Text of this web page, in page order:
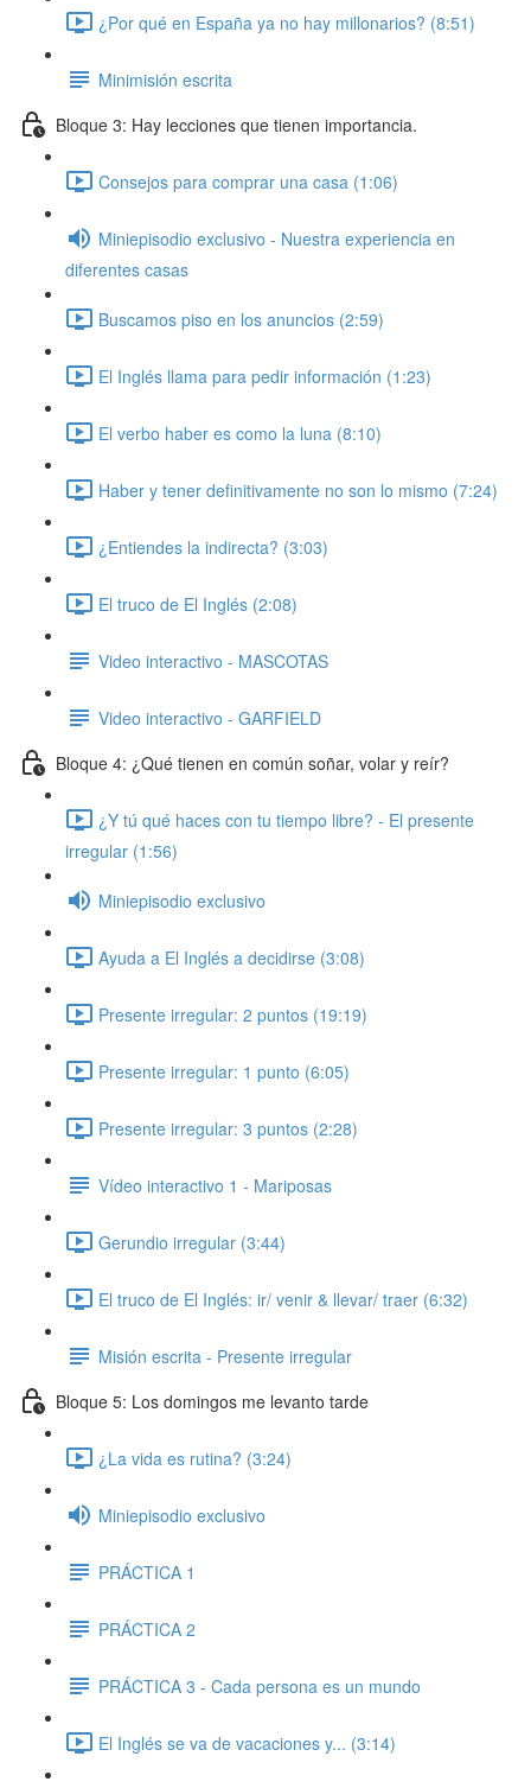
¿Por qué en España ya no hay millonarios? (8:51)
Minimisión escrita
Bloque 3: Hay lecciones que tienen importancia.
Consejos para comprar una casa (1:06)
Miniepisodio exclusivo - Nuestra experiencia en
diferentes casas
Buscamos piso en los anuncios (2:59)
El Inglés llama para pedir información (1:23)
El verbo haber es como la luna (8:10)
Haber y tener definitivamente no son lo mismo (7:24)
¿Entiendes la indirecta? (3:03)
El truco de El Inglés (2:08)
Video interactivo - MASCOTAS
Video interactivo - GARFIELD
Bloque 4: ¿Qué tienen en común soñar, volar y reír?
¿Y tú qué haces con tu tiempo libre? - El presente
irregular (1:56)
Miniepisodio exclusivo
Ayuda a El Inglés a decidirse (3:08)
Presente irregular: 2 puntos (19:19)
Presente irregular: 1 punto (6:05)
Presente irregular: 3 puntos (2:28)
Vídeo interactivo 1 - Mariposas
Gerundio irregular (3:44)
El truco de El Inglés: ir/ venir & llevar/ traer (6:32)
Misión escrita - Presente irregular
Bloque 5: Los domingos me levanto tarde
¿La vida es rutina? (3:24)
Miniepisodio exclusivo
PRÁCTICA 1
PRÁCTICA 2
PRÁCTICA 3 - Cada persona es un mundo
El Inglés se va de vacaciones y... (3:14)